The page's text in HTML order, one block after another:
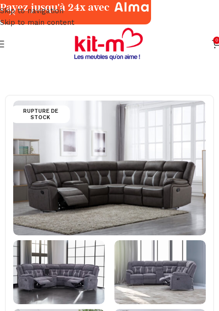
Skip to navigation
Skip to main content
0
Salons & Fauteuils Angles
RUPTURE DE
STOCK
Payez jusqu'à 24x avec